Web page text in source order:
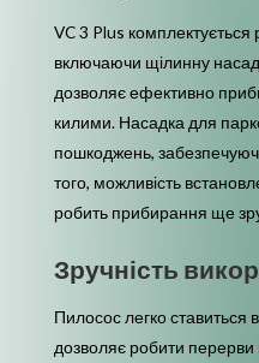
VC 3 Plus комплектується
включаючи щілинну
дозволяє ефективно
килими. Насадка для
пошкоджень,
того, можливість
робить прибирання ще
Зручність
Пилосос легко
дозволяє робити перерви